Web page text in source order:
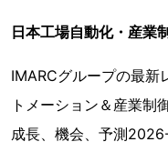
日本工場自動化・産
IMARCグループの最新
トメーション＆産業制
成長、機会、予測